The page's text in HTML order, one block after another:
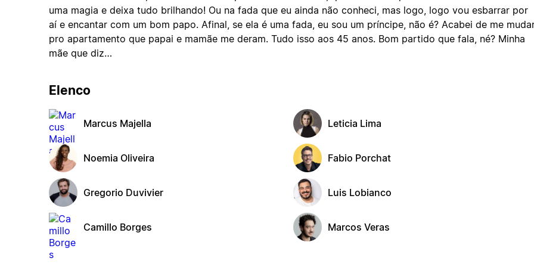
uma magia e deixa tudo brilhando! Ou na fada que eu ainda não conheci, mas logo, logo vou esbarrar por
aí e encantar com um bom papo. Afinal, se ela é uma fada, eu sou um príncipe, não é? Acabei de me
pro apartamento que papai e mamãe me deram. Tudo isso aos 45 anos. Bom partido que fala, né? Minha
mãe que diz…
Elenco
Marcus Majella Leticia Lima
Noemia Oliveira Fabio Porchat
Gregorio Duvivier Luis Lobianco
Camillo Borges Marcos Veras